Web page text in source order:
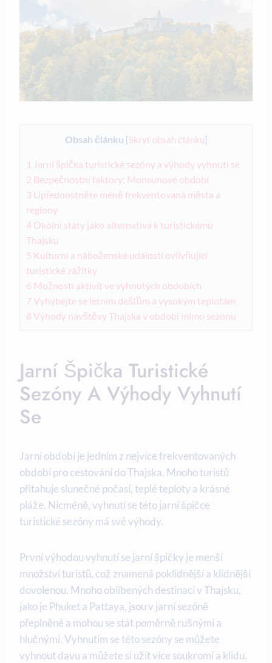
Obsah článku [Skryť obsah článku]
1 Jarní špička turistické sezóny a výhody vyhnutí se
2 Bezpečnostní faktory: Monsunové období
3 Upřednostněte méně frekventovaná města a
regiony
4 Okolní státy jako alternativa k turistickému
Thajsku
5 Kulturní a náboženské události ovlivňující
turistické zážitky
6 Možnosti aktivit ve vyhnutých obdobích
7Vyhýbejte se letním dešťům a vysokým teplotám
8 Výhody návštěvy Thajska v období mimo sezónu
Jarní Špička Turistické
Sezóny A Výhody Vyhnutí
Se
Jarní období je jedním z nejvíce frekventovaných
období pro cestování do Thajska. Mnoho turistů
přitahuje slunečné počasí, teplé teploty a krásné
pláže. Nicméně, vyhnutí se této jarní špičce
turistické sezóny má své výhody.
První výhodou vyhnutí se jarní špičky je menší
množství turistů, což znamená poklidnější a klidnější
dovolenou. Mnoho oblíbených destinací v Thajsku,
jako je Phuket a Pattaya, jsou v jarní sezóně
přeplněné a mohou se stát poměrně rušnými a
hlučnými. Vyhnutím se této sezóny se můžete
vyhnout davu a můžete si užít více soukromí a klidu.